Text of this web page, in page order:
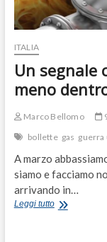
ITALIA
Un segnale
meno
Marco Bellomo
bollette gas guerra
A marzo
siamo e facciamo
arrivando in…
Leggi tuttoUn